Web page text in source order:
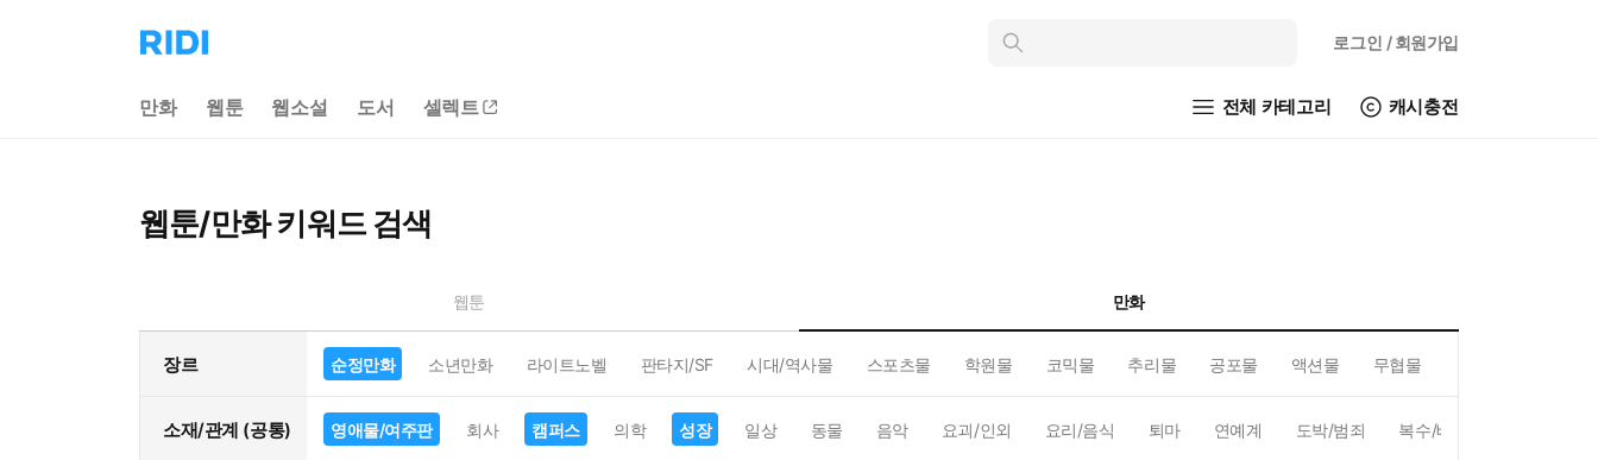
리
디
으
인
로그인 / 회원가입
만화 웹툰 웹소설 도서 셀렉트 전체 카테고리 캐시충전
웹툰/만화 키워드 검색
웹툰 만화
장르 순정만화 소년만화 라이트노벨 판타지/SF 시대/역사물 스포츠물 학원물 코믹물 추리물 공포물 액션물 무협물
소재/관계 (공통) 영애물/여주판 회사 캠퍼스 의학 성장 일상 동물 음악 요괴/인외 요리/음식 퇴마 연예계 도박/범죄 복수/배신